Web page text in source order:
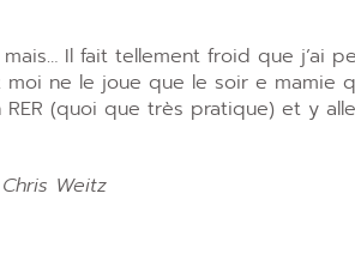
mais… Il fait tellement froid que j’ai
ne le joue que le soir e mamie
RER (quoi que très pratique) et y
Weitz